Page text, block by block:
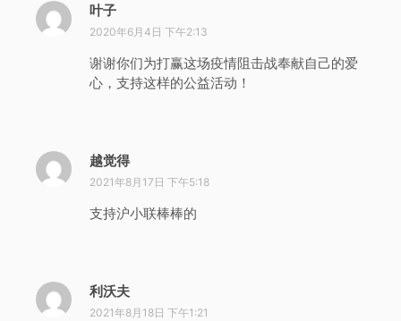
叶子
道
2020年6月4日 下午2:13
谢谢你们为打赢这场疫情阻击战奉献自己的爱
心，支持这样的公益活动！
越觉得
道
2021年8月17日 下午5:18
支持沪小联棒棒的
利沃夫
道
2021年8月18日 下午1:21